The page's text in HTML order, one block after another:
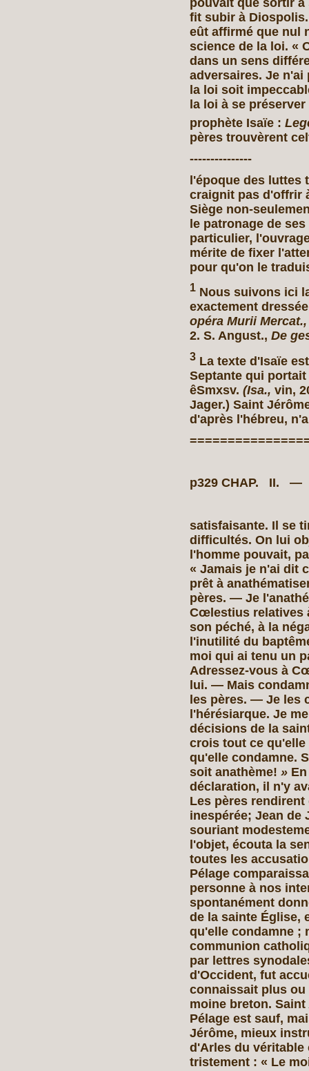
pouvait que sortir
fit subir à
eût affirmé que nul
science de la loi. «
dans un sens
adversaires. Je n'ai
la loi soit
la loi à se
prophète Isaïe :
pères trouvèrent
---------------
l'époque des luttes
craignit pas d'offrir
Siège non-
le patronage de
particulier,
mérite de fixer
pour qu'on le
1 Nous suivons ici
exactement
opéra Murii
2. S. Angust., De
3 La texte d'Isaïe
Septante qui
êSmxsv. (Isa., vin,
Jager.) Saint
d'après l'hébreu,
p329 CHAP. II. —
satisfaisante. Il se
difficultés. On lui
l'homme pouvait,
« Jamais je n'ai dit
prêt à
pères. — Je
Cœlestius relatives
son péché, à la
l'inutilité du
moi qui ai tenu un
Adressez-vous à
lui. — Mais
les pères. — Je les
l'hérésiarque. Je
décisions de la
crois tout ce qu'elle
qu'elle condamne.
soit anathème! »
déclaration, il n'y
Les pères
inespérée; Jean de
souriant
l'objet, écouta la
toutes les
Pélage
personne à nos
spontanément
de la sainte Église,
qu'elle condamne ;
communion
par lettres
d'Occident, fut
connaissait plus
moine breton.
Pélage est sauf,
Jérôme, mieux
d'Arles du véritable
tristement : « Le